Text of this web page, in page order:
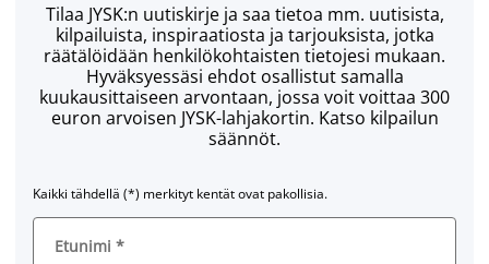
Tilaa JYSK:n uutiskirje ja saa tietoa mm. uutisista,
kilpailuista, inspiraatiosta ja tarjouksista, jotka
räätälöidään henkilökohtaisten tietojesi mukaan.
Hyväksyessäsi ehdot osallistut samalla
kuukausittaiseen arvontaan, jossa voit voittaa 300
euron arvoisen JYSK-lahjakortin. Katso kilpailun
säännöt.
Kaikki tähdellä (*) merkityt kentät ovat pakollisia.
Etunimi *